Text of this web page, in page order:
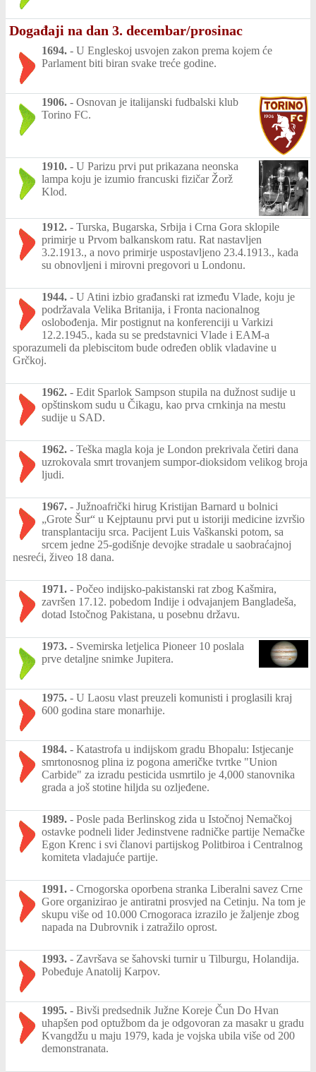
Događaji na dan 3. decembar/prosinac
1694. - U Engleskoj usvojen zakon prema kojem će
Parlament biti biran svake treće godine.
1906. - Osnovan je italijanski fudbalski klub
Torino FC.
1910. - U Parizu prvi put prikazana neonska
lampa koju je izumio francuski fizičar Žorž
Klod.
1912. - Turska, Bugarska, Srbija i Crna Gora sklopile
primirje u Prvom balkanskom ratu. Rat nastavljen
3.2.1913., a novo primirje uspostavljeno 23.4.1913., kada
su obnovljeni i mirovni pregovori u Londonu.
1944. - U Atini izbio građanski rat između Vlade, koju je
podržavala Velika Britanija, i Fronta nacionalnog
oslobođenja. Mir postignut na konferenciji u Varkizi
12.2.1945., kada su se predstavnici Vlade i EAM-a
sporazumeli da plebiscitom bude određen oblik vladavine u
Grčkoj.
1962. - Edit Sparlok Sampson stupila na dužnost sudije u
opštinskom sudu u Čikagu, kao prva crnkinja na mestu
sudije u SAD.
1962. - Teška magla koja je London prekrivala četiri dana
uzrokovala smrt trovanjem sumpor-dioksidom velikog broja
ljudi.
1967. - Južnoafrički hirug Kristijan Barnard u bolnici
„Grote Šur“ u Kejptaunu prvi put u istoriji medicine izvršio
transplantaciju srca. Pacijent Luis Vaškanski potom, sa
srcem jedne 25-godišnje devojke stradale u saobraćajnoj
nesreći, živeo 18 dana.
1971. - Počeo indijsko-pakistanski rat zbog Kašmira,
završen 17.12. pobedom Indije i odvajanjem Bangladeša,
dotad Istočnog Pakistana, u posebnu državu.
1973. - Svemirska letjelica Pioneer 10 poslala
prve detaljne snimke Jupitera.
1975. - U Laosu vlast preuzeli komunisti i proglasili kraj
600 godina stare monarhije.
1984. - Katastrofa u indijskom gradu Bhopalu: Istjecanje
smrtonosnog plina iz pogona američke tvrtke "Union
Carbide" za izradu pesticida usmrtilo je 4,000 stanovnika
grada a još stotine hiljda su ozljeđene.
1989. - Posle pada Berlinskog zida u Istočnoj Nemačkoj
ostavke podneli lider Jedinstvene radničke partije Nemačke
Egon Krenc i svi članovi partijskog Politbiroa i Centralnog
komiteta vladajuće partije.
1991. - Crnogorska oporbena stranka Liberalni savez Crne
Gore organizirao je antiratni prosvjed na Cetinju. Na tom je
skupu više od 10.000 Crnogoraca izrazilo je žaljenje zbog
napada na Dubrovnik i zatražilo oprost.
1993. - Završava se šahovski turnir u Tilburgu, Holandija.
Pobeđuje Anatolij Karpov.
1995. - Bivši predsednik Južne Koreje Čun Do Hvan
uhapšen pod optužbom da je odgovoran za masakr u gradu
Kvangdžu u maju 1979, kada je vojska ubila više od 200
demonstranata.